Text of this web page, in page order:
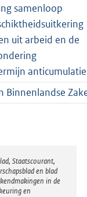
samenloop
uit arbeid en de
anticumulatie
Binnenlandse
Staatscourant,
en blad
in de
en